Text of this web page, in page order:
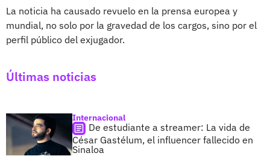
La noticia ha causado revuelo en la prensa europea y
mundial, no solo por la gravedad de los cargos, sino por el
perfil público del exjugador.
Últimas noticias
Internacional
De estudiante a streamer: La vida de
César Gastélum, el influencer fallecido en
Sinaloa